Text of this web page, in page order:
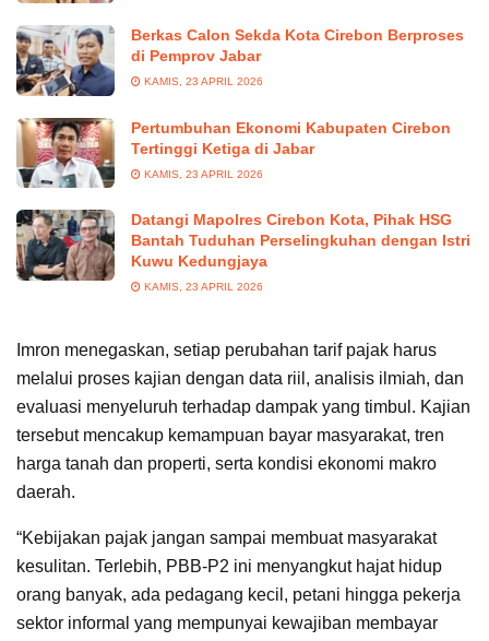
Berkas Calon Sekda Kota Cirebon Berproses
di Pemprov Jabar
KAMIS, 23 APRIL 2026
Pertumbuhan Ekonomi Kabupaten Cirebon
Tertinggi Ketiga di Jabar
KAMIS, 23 APRIL 2026
Datangi Mapolres Cirebon Kota, Pihak HSG
Bantah Tuduhan Perselingkuhan dengan Istri
Kuwu Kedungjaya
KAMIS, 23 APRIL 2026
Imron menegaskan, setiap perubahan tarif pajak harus
melalui proses kajian dengan data riil, analisis ilmiah, dan
evaluasi menyeluruh terhadap dampak yang timbul. Kajian
tersebut mencakup kemampuan bayar masyarakat, tren
harga tanah dan properti, serta kondisi ekonomi makro
daerah.
“Kebijakan pajak jangan sampai membuat masyarakat
kesulitan. Terlebih, PBB-P2 ini menyangkut hajat hidup
orang banyak, ada pedagang kecil, petani hingga pekerja
sektor informal yang mempunyai kewajiban membayar